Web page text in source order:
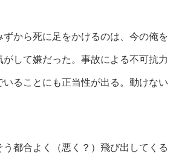
から死に足をかけるのは、今の俺を
して嫌だった。事故による不可抗力
ることにも正当性が出る。動けない
都合よく（悪く？）飛び出してくる